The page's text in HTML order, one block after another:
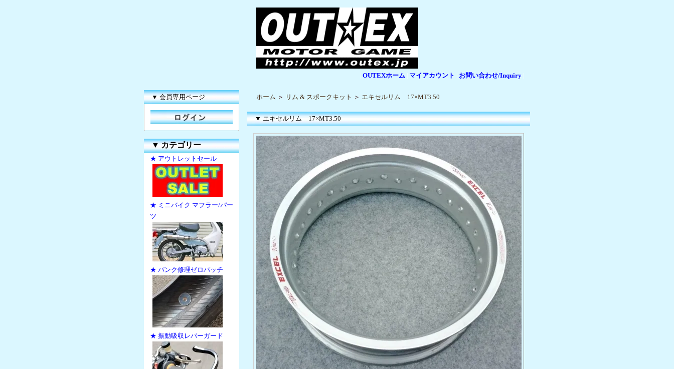
OUTEXホーム マイアカウント お問い合わせ/Inquiry
▼ 会員専用ページ
▼カテゴリー
★ アウトレットセール
★ ミニバイク マフラー/パー
ツ
★ パンク修理ゼロパッチ
★ 振動吸収レバーガード
ホーム ＞ リム & スポークキット ＞ エキセルリム 17×MT3.50
▼ エキセルリム 17×MT3.50